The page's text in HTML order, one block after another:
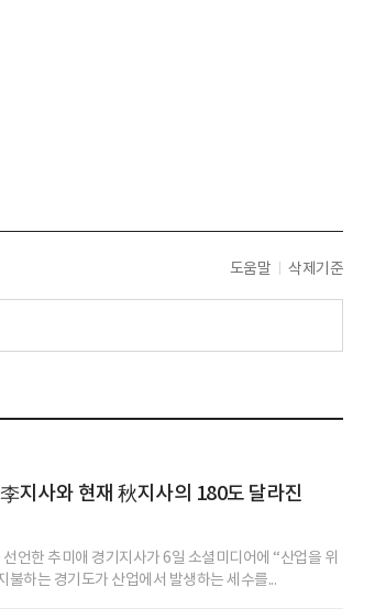
도움말 삭제기준
지사와 현재 秋지사의 180도 달라진
선언한 추미애 경기지사가 6일 소셜미디어에 “산업을 위
불하는 경기도가 산업에서 발생하는 세수를...